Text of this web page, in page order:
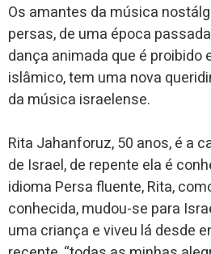
Os amantes da música
persas, de uma época
dança animada que é proibido
islâmico, tem uma nova
da música israelense.
Rita Jahanforuz, 50 anos, é a
de Israel, de repente ela é
idioma Persa fluente, Rita,
conhecida, mudou-se para
uma criança e viveu lá desde